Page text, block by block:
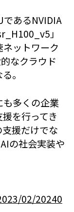
あるNVIDIA
」
ネットワーク
なクラウド
。
多くの企業
を行ってき
援だけでな
の社会実装や
02/20240